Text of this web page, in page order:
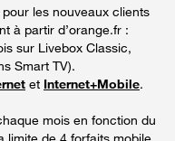
pour les nouveaux clients
à partir d’orange.fr :
sur Livebox Classic,
Smart TV).
et Internet+Mobile.
mois en fonction du
limite de 4 forfaits mobile